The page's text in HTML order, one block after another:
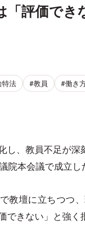
評価でき
特法 #教員 #働き
し、教員不足が
院本会議で成立し
教壇に立ちつつ
できない」と強く